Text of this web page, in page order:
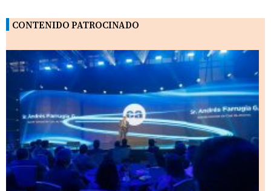
CONTENIDO PATROCINADO